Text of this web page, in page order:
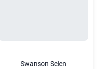
Swanson Selen